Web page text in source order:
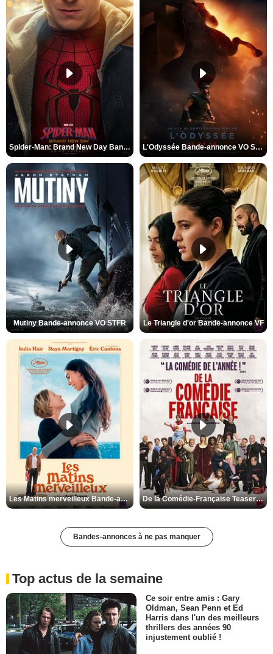
Spider-Man: Brand New Day Bande-annonce VO STFR L'Odyssée Bande-annonce VO STFR
Mutiny Bande-annonce VO STFR Le Triangle d'or Bande-annonce VF
Les Matins merveilleux Bande-annonce VF De la Comédie-Française Teaser VF
Bandes-annonces à ne pas manquer
Top actus de la semaine
Ce soir entre amis : Gary
Oldman, Sean Penn et Ed
Harris dans l'un des meilleurs
thrillers des années 90
injustement oublié !